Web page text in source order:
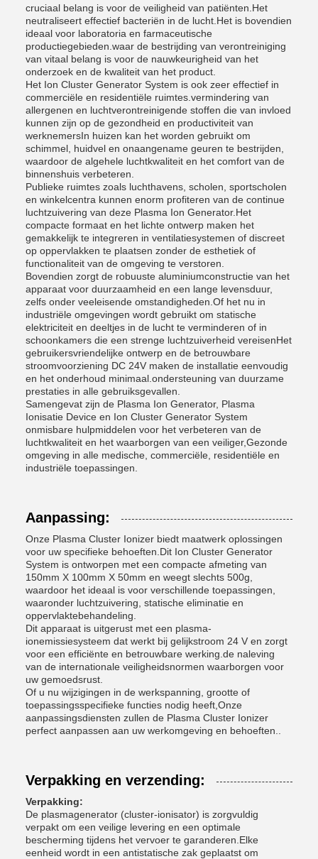
cruciaal belang is voor de veiligheid van patiënten.Het
neutraliseert effectief bacteriën in de lucht.Het is bovendien
ideaal voor laboratoria en farmaceutische
productiegebieden.waar de bestrijding van verontreiniging
van vitaal belang is voor de nauwkeurigheid van het
onderzoek en de kwaliteit van het product.
Het Ion Cluster Generator System is ook zeer effectief in
commerciële en residentiële ruimtes.vermindering van
allergenen en luchtverontreinigende stoffen die van invloed
kunnen zijn op de gezondheid en productiviteit van
werknemersIn huizen kan het worden gebruikt om
schimmel, huidvel en onaangename geuren te bestrijden,
waardoor de algehele luchtkwaliteit en het comfort van de
binnenshuis verbeteren.
Publieke ruimtes zoals luchthavens, scholen, sportscholen
en winkelcentra kunnen enorm profiteren van de continue
luchtzuivering van deze Plasma Ion Generator.Het
compacte formaat en het lichte ontwerp maken het
gemakkelijk te integreren in ventilatiesystemen of discreet
op oppervlakken te plaatsen zonder de esthetiek of
functionaliteit van de omgeving te verstoren.
Bovendien zorgt de robuuste aluminiumconstructie van het
apparaat voor duurzaamheid en een lange levensduur,
zelfs onder veeleisende omstandigheden.Of het nu in
industriële omgevingen wordt gebruikt om statische
elektriciteit en deeltjes in de lucht te verminderen of in
schoonkamers die een strenge luchtzuiverheid vereisenHet
gebruikersvriendelijke ontwerp en de betrouwbare
stroomvoorziening DC 24V maken de installatie eenvoudig
en het onderhoud minimaal.ondersteuning van duurzame
prestaties in alle gebruiksgevallen.
Samengevat zijn de Plasma Ion Generator, Plasma
Ionisatie Device en Ion Cluster Generator System
onmisbare hulpmiddelen voor het verbeteren van de
luchtkwaliteit en het waarborgen van een veiliger,Gezonde
omgeving in alle medische, commerciële, residentiële en
industriële toepassingen.
Aanpassing:
Onze Plasma Cluster Ionizer biedt maatwerk oplossingen
voor uw specifieke behoeften.Dit Ion Cluster Generator
System is ontworpen met een compacte afmeting van
150mm X 100mm X 50mm en weegt slechts 500g,
waardoor het ideaal is voor verschillende toepassingen,
waaronder luchtzuivering, statische eliminatie en
oppervlaktebehandeling.
Dit apparaat is uitgerust met een plasma-
ionemissiesysteem dat werkt bij gelijkstroom 24 V en zorgt
voor een efficiënte en betrouwbare werking.de naleving
van de internationale veiligheidsnormen waarborgen voor
uw gemoedsrust.
Of u nu wijzigingen in de werkspanning, grootte of
toepassingsspecifieke functies nodig heeft,Onze
aanpassingsdiensten zullen de Plasma Cluster Ionizer
perfect aanpassen aan uw werkomgeving en behoeften..
Verpakking en verzending:
Verpakking:
De plasmagenerator (cluster-ionisator) is zorgvuldig
verpakt om een veilige levering en een optimale
bescherming tijdens het vervoer te garanderen.Elke
eenheid wordt in een antistatische zak geplaatst om